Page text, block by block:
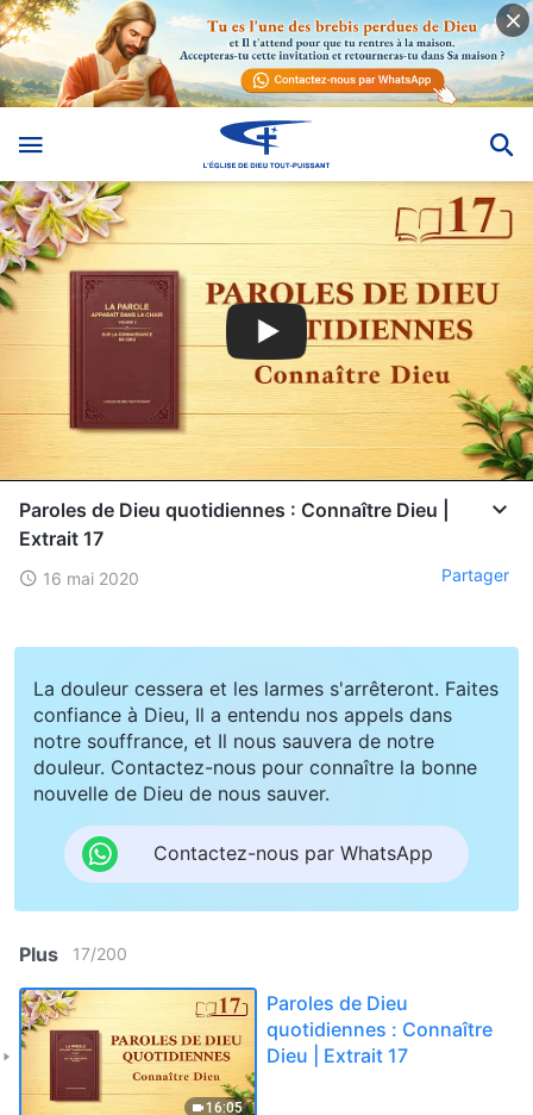
Paroles de Dieu quotidiennes : Connaître Dieu |
Extrait 17
16 mai 2020 Partager
La douleur cessera et les larmes s'arrêteront. Faites
confiance à Dieu, Il a entendu nos appels dans
notre souffrance, et Il nous sauvera de notre
douleur. Contactez-nous pour connaître la bonne
nouvelle de Dieu de nous sauver.
Contactez-nous par WhatsApp
Plus 17/200
16:05
Paroles de Dieu
quotidiennes : Connaître
Dieu | Extrait 17